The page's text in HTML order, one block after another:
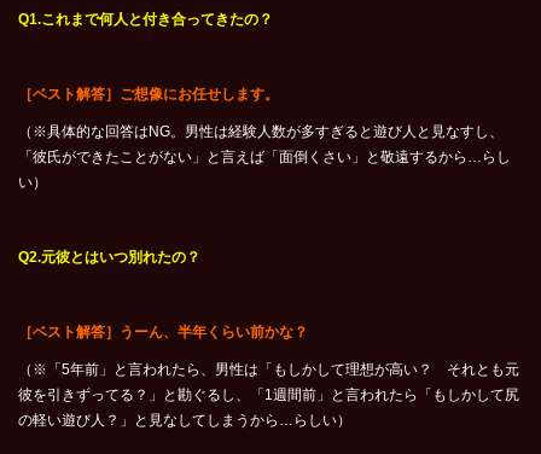
Q1.これまで何人と付き合ってきたの？
［ベスト解答］ご想像にお任せします。
（※具体的な回答はNG。男性は経験人数が多すぎると遊び人と見なすし、
「彼氏ができたことがない」と言えば「面倒くさい」と敬遠するから…らし
い）
Q2.元彼とはいつ別れたの？
［ベスト解答］うーん、半年くらい前かな？
（※「5年前」と言われたら、男性は「もしかして理想が高い？ それとも元
彼を引きずってる？」と勘ぐるし、「1週間前」と言われたら「もしかして尻
の軽い遊び人？」と見なしてしまうから…らしい）